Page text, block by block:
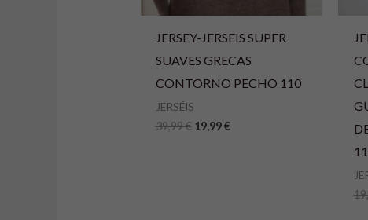
JERSEY-JERSEIS SUPER
SUAVES GRECAS
CONTORNO PECHO 110
JERSÉIS
39,99€ 19,99€